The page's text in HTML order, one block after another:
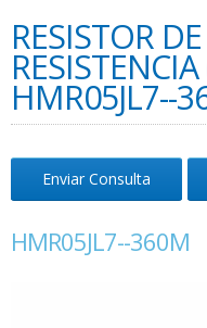
RESISTOR
HMR05JL7--
Enviar Consulta
HMR05JL7--360M